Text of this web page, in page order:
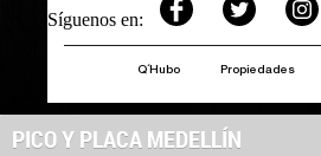
Síguenos en:
Q´Hubo Propiedades
PICO Y PLACA MEDELLÍN